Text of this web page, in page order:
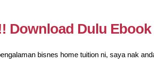
Download Dulu Ebook
bisnes home tuition ni, saya nak